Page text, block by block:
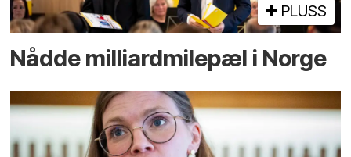
PLUSS
Nådde milliard­­milepæl i Norge